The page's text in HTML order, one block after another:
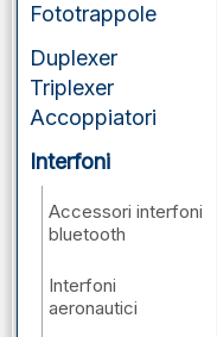
Fototrappole
Duplexer
Triplexer
Accoppiatori
Interfoni
Accessori interfoni
bluetooth
Interfoni
aeronautici